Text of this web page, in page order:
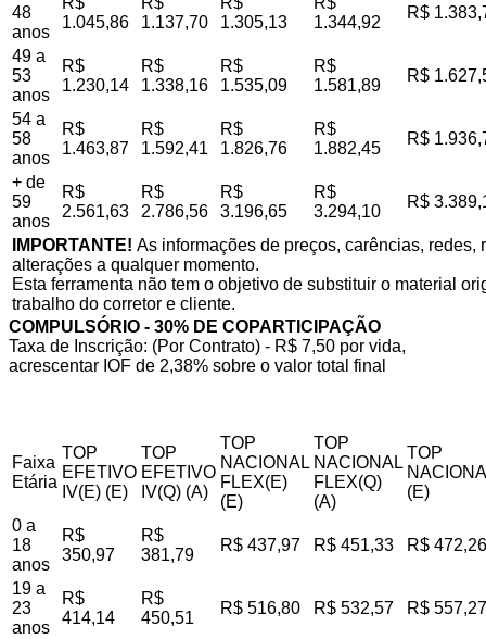
48
anos
1.045,86
1.137,70
1.305,13
1.344,92
R$
49 a
53
anos
R$
1.230,14
R$
1.338,16
R$
1.535,09
R$
1.581,89
R$
54 a
58
anos
R$
1.463,87
R$
1.592,41
R$
1.826,76
R$
1.882,45
R$
+ de
59
anos
R$
2.561,63
R$
2.786,56
R$
3.196,65
R$
3.294,10
R$
IMPORTANTE! As informações de preços, carências,
alterações a qualquer momento.
Esta ferramenta não tem o objetivo de substituir o material
trabalho do corretor e cliente.
COMPULSÓRIO - 30% DE COPARTICIPAÇÃO
Taxa de Inscrição: (Por Contrato) - R$ 7,50 por vida,
acrescentar IOF de 2,38% sobre o valor total final
Faixa
Etária
TOP
EFETIVO
IV(E) (E)
TOP
EFETIVO
IV(Q) (A)
TOP
NACIONAL
FLEX(E)
(E)
TOP
NACIONAL
FLEX(Q)
(A)
TOP
(E)
0 a
18
anos
R$
350,97
R$
381,79
R$ 437,97 R$ 451,33 R$ 472,26
19 a
23
anos
R$
414,14
R$
450,51
R$ 516,80 R$ 532,57 R$ 557,27